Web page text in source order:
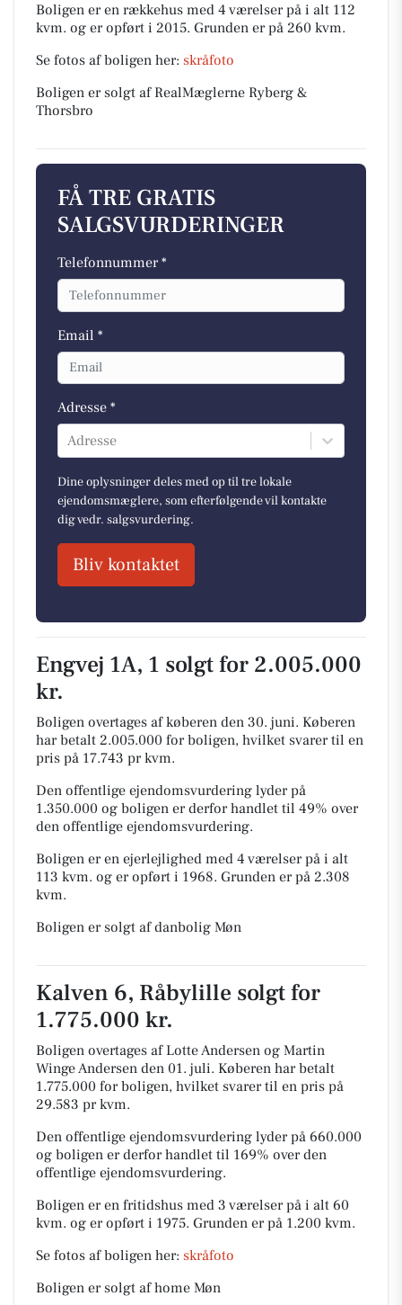
Boligen er en rækkehus med 4 værelser på i alt 112
kvm. og er opført i 2015. Grunden er på 260 kvm.
Se fotos af boligen her: skråfoto
Boligen er solgt af RealMæglerne Ryberg &
Thorsbro
FÅ TRE GRATIS
SALGSVURDERINGER
Telefonnummer *
Email *
Adresse *
Adresse
Dine oplysninger deles med op til tre lokale
ejendomsmæglere, som efterfølgende vil kontakte
dig vedr. salgsvurdering.
Bliv kontaktet
Engvej 1A, 1 solgt for 2.005.000
kr.
Boligen overtages af køberen den 30. juni. Køberen
har betalt 2.005.000 for boligen, hvilket svarer til en
pris på 17.743 pr kvm.
Den offentlige ejendomsvurdering lyder på
1.350.000 og boligen er derfor handlet til 49% over
den offentlige ejendomsvurdering.
Boligen er en ejerlejlighed med 4 værelser på i alt
113 kvm. og er opført i 1968. Grunden er på 2.308
kvm.
Boligen er solgt af danbolig Møn
Kalven 6, Råbylille solgt for
1.775.000 kr.
Boligen overtages af Lotte Andersen og Martin
Winge Andersen den 01. juli. Køberen har betalt
1.775.000 for boligen, hvilket svarer til en pris på
29.583 pr kvm.
Den offentlige ejendomsvurdering lyder på 660.000
og boligen er derfor handlet til 169% over den
offentlige ejendomsvurdering.
Boligen er en fritidshus med 3 værelser på i alt 60
kvm. og er opført i 1975. Grunden er på 1.200 kvm.
Se fotos af boligen her: skråfoto
Boligen er solgt af home Møn